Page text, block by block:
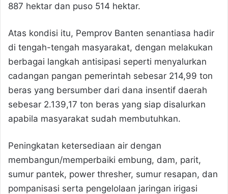
887 hektar dan puso 514 hektar.
Atas kondisi itu, Pemprov Banten senantiasa hadir
di tengah-tengah masyarakat, dengan melakukan
berbagai langkah antisipasi seperti menyalurkan
cadangan pangan pemerintah sebesar 214,99 ton
beras yang bersumber dari dana insentif daerah
sebesar 2.139,17 ton beras yang siap disalurkan
apabila masyarakat sudah membutuhkan.
Peningkatan ketersediaan air dengan
membangun/memperbaiki embung, dam, parit,
sumur pantek, power thresher, sumur resapan, dan
pompanisasi serta pengelolaan jaringan irigasi